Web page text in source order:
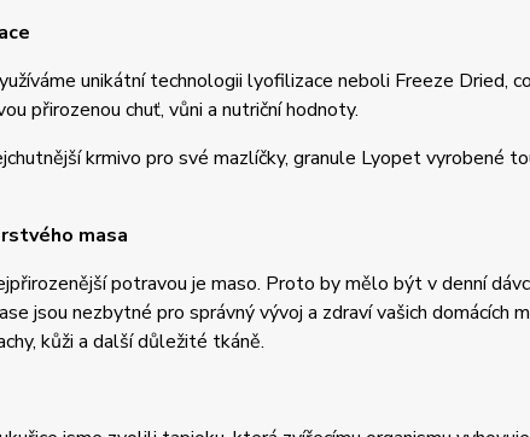
unikátní technologii lyofilizace neboli Freeze Dried,
přirozenou chuť, vůni a nutriční hodnoty.
krmivo pro své mazlíčky, granule Lyopet vyrobené
masa
potravou je maso. Proto by mělo být v denní
jsou nezbytné pro správný vývoj a zdraví vašich domácích
kůži a další důležité tkáně.